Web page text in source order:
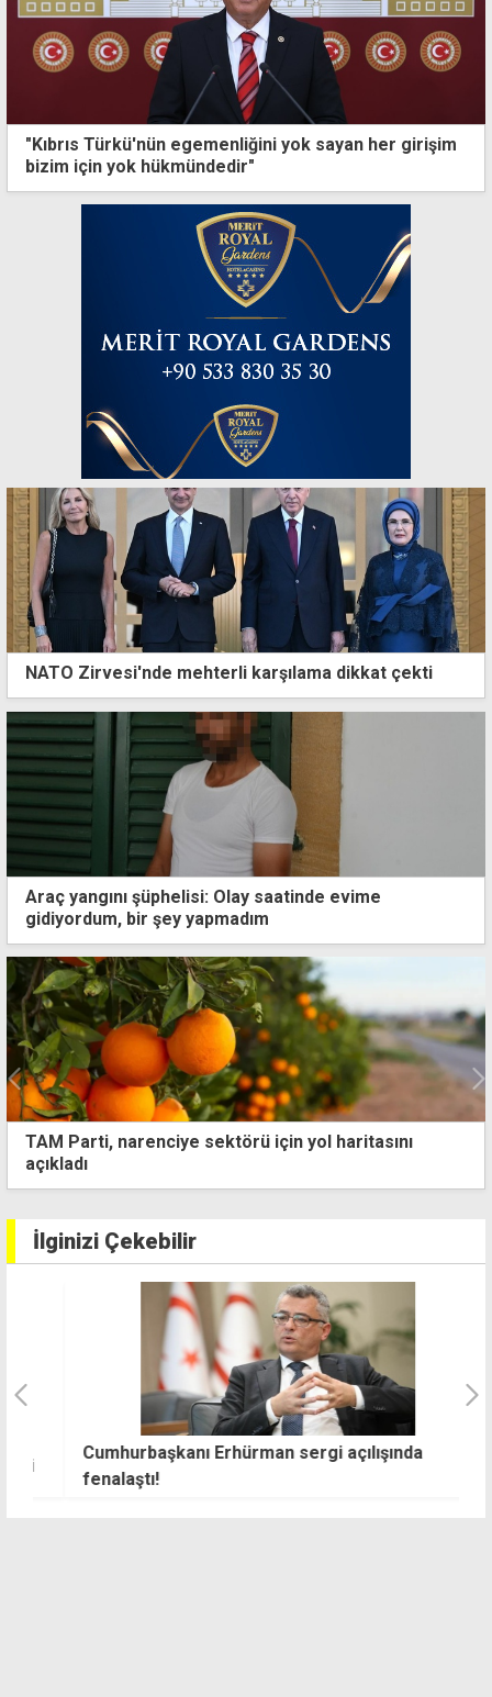
"Kıbrıs Türkü'nün egemenliğini yok sayan her girişim
bizim için yok hükmündedir"
NATO Zirvesi'nde mehterli karşılama dikkat çekti
Araç yangını şüphelisi: Olay saatinde evime
gidiyordum, bir şey yapmadım
SOLOTÜRK, 20 Temmuz'da Girne semalarını
selamlayacak
İlginizi Çekebilir
Cumhurbaşkanı Erhürman sergi açılışında
fenalaştı!